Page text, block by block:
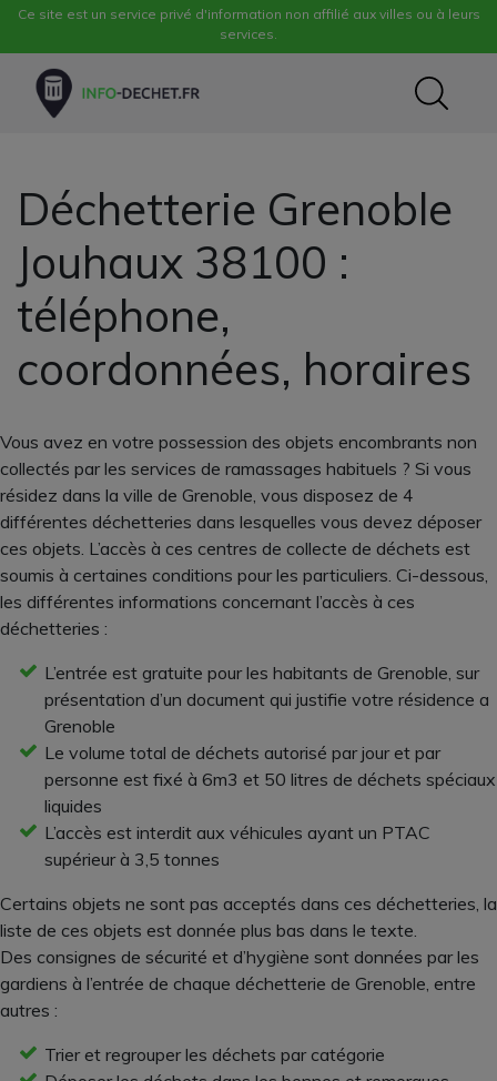
Ce site est un service privé d'information non affilié aux villes ou à leurs
services.
Déchetterie Grenoble
Jouhaux 38100 :
téléphone,
coordonnées, horaires
Vous avez en votre possession des objets encombrants non
collectés par les services de ramassages habituels ? Si vous
résidez dans la ville de Grenoble, vous disposez de 4
différentes déchetteries dans lesquelles vous devez déposer
ces objets. L’accès à ces centres de collecte de déchets est
soumis à certaines conditions pour les particuliers. Ci-dessous,
les différentes informations concernant l’accès à ces
déchetteries :
L’entrée est gratuite pour les habitants de Grenoble, sur
présentation d’un document qui justifie votre résidence a
Grenoble
Le volume total de déchets autorisé par jour et par
personne est fixé à 6m3 et 50 litres de déchets spéciaux
liquides
L’accès est interdit aux véhicules ayant un PTAC
supérieur à 3,5 tonnes
Certains objets ne sont pas acceptés dans ces déchetteries, la
liste de ces objets est donnée plus bas dans le texte.
Des consignes de sécurité et d’hygiène sont données par les
gardiens à l’entrée de chaque déchetterie de Grenoble, entre
autres :
Trier et regrouper les déchets par catégorie